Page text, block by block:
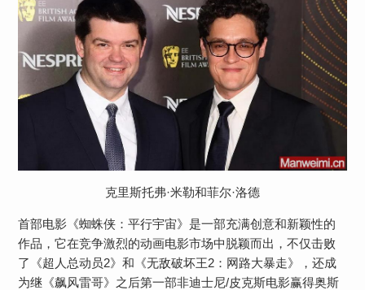
克里斯托弗·米勒和菲尔·洛德
首部电影《蜘蛛侠：平行宇宙》是一部充满创意和新颖性的
作品，它在竞争激烈的动画电影市场中脱颖而出，不仅击败
了《超人总动员2》和《无敌破坏王2：网路大暴走》，还成
为继《飙风雷哥》之后第一部非迪士尼/皮克斯电影赢得奥斯